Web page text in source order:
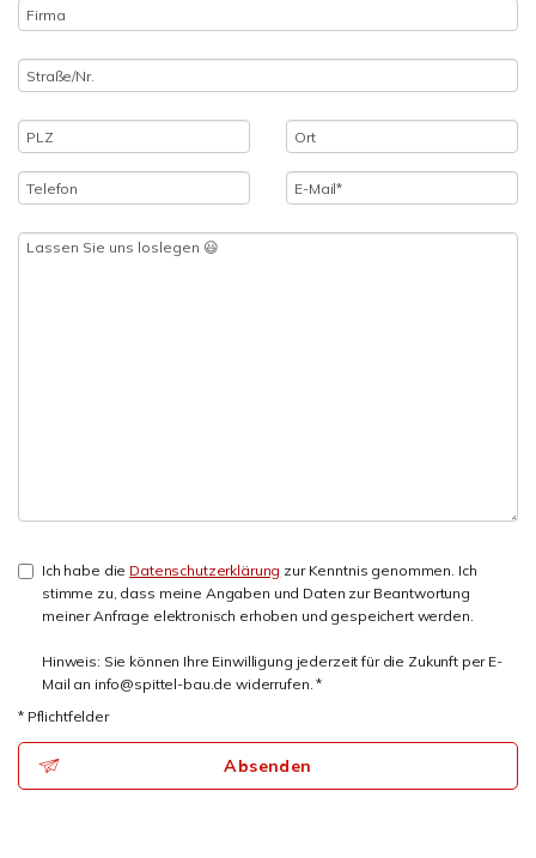
Ich habe die Datenschutzerklärung zur Kenntnis genommen. Ich
stimme zu, dass meine Angaben und Daten zur Beantwortung
meiner Anfrage elektronisch erhoben und gespeichert werden.
Hinweis: Sie können Ihre Einwilligung jederzeit für die Zukunft per E-
Mail an info@spittel-bau.de widerrufen. *
* Pflichtfelder
Absenden